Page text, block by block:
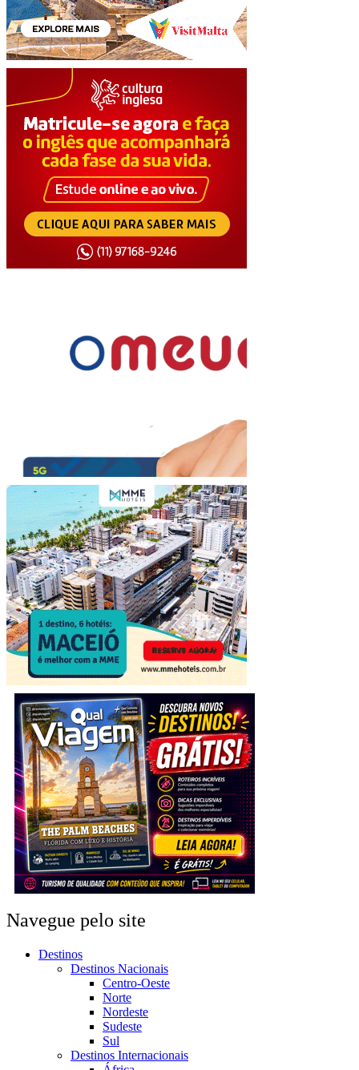
Navegue pelo site
Destinos
Destinos Nacionais
Centro-Oeste
Norte
Nordeste
Sudeste
Sul
Destinos Internacionais